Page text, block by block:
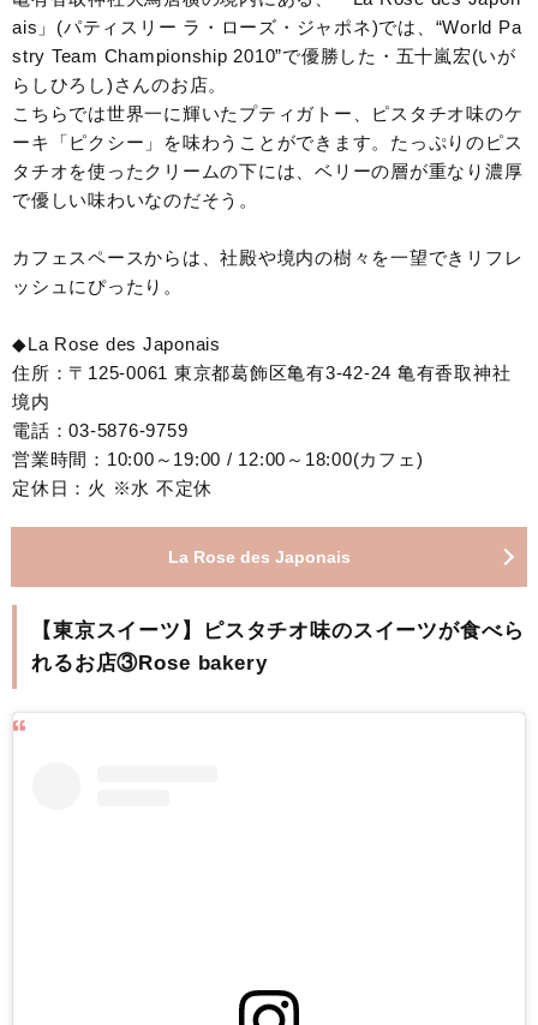
ais」(パティスリー ラ・ローズ・ジャポネ)では、“World Pa
stry Team Championship 2010”で優勝した・五十嵐宏(いが
らしひろし)さんのお店。
こちらでは世界一に輝いたプティガトー、ピスタチオ味のケ
ーキ「ピクシー」を味わうことができます。たっぷりのピス
タチオを使ったクリームの下には、ベリーの層が重なり濃厚
で優しい味わいなのだそう。
カフェスペースからは、社殿や境内の樹々を一望できリフレ
ッシュにぴったり。
◆La Rose des Japonais
住所：〒125-0061 東京都葛飾区亀有3-42-24 亀有香取神社
境内
電話：03-5876-9759
営業時間：10:00～19:00 / 12:00～18:00(カフェ)
定休日：火 ※水 不定休
La Rose des Japonais
【東京スイーツ】ピスタチオ味のスイーツが食べら
れるお店③Rose bakery